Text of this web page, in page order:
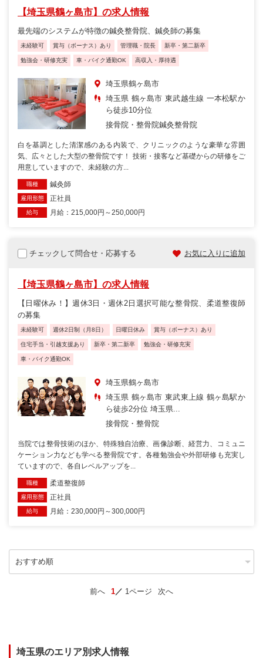
【埼玉県鶴ヶ島市】の求人情報
最先端のシステムが特徴の鍼灸整骨院、鍼灸師の募集
未経験可 賞与（ボーナス）あり 管理職・院長 新卒・第二新卒
勉強会・研修充実 車・バイク通勤OK 高収入・厚待遇
埼玉県鶴ヶ島市
埼玉県 鶴ヶ島市 東武越生線 一本松駅か
ら徒歩10分位
接骨院・整骨院鍼灸整骨院
白を基調とした清潔感のある内装で、クリニックのような豪華な雰囲
気、広々とした大型の整骨院です！ 技術・接客など基礎からの研修をご
用意していますので、未経験の方...
職種 鍼灸師
雇用形態 正社員
給与 月給：215,000円～250,000円
チェックして問合せ・応募する お気に入りに追加
【埼玉県鶴ヶ島市】の求人情報
【日曜休み！】週休3日・週休2日選択可能な整骨院、柔道整復師
の募集
未経験可 週休2日制（月8日） 日曜日休み 賞与（ボーナス）あり
住宅手当・引越支援あり 新卒・第二新卒 勉強会・研修充実
車・バイク通勤OK
埼玉県鶴ヶ島市
埼玉県 鶴ヶ島市 東武東上線 鶴ヶ島駅か
ら徒歩2分位 埼玉県...
接骨院・整骨院
当院では整骨技術のほか、特殊独自治療、画像診断、経営力、コミュニ
ケーション力なども学べる整骨院です。各種勉強会や外部研修も充実し
ていますので、各自レベルアップを...
職種 柔道整復師
雇用形態 正社員
給与 月給：230,000円～300,000円
前へ 1 1ページ 次へ
埼玉県のエリア別求人情報